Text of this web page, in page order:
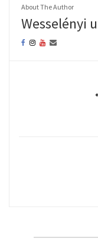
About The Author
Wesselényi